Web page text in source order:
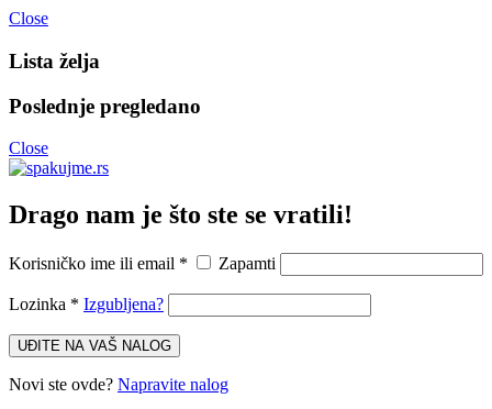
Close
Lista želja
Poslednje pregledano
Close
Drago nam je što ste se vratili!
Korisničko ime ili email * Zapamti
Lozinka * Izgubljena?
UĐITE NA VAŠ NALOG
Novi ste ovde? Napravite nalog